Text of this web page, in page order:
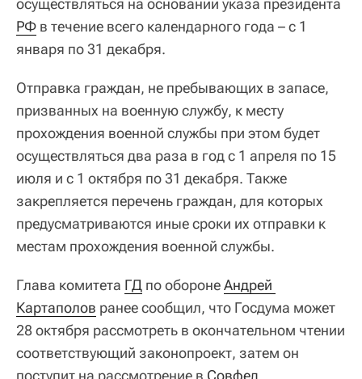
осуществляться на основании указа президента
РФ в течение всего календарного года – с 1
января по 31 декабря.
Отправка граждан, не пребывающих в запасе,
призванных на военную службу, к месту
прохождения военной службы при этом будет
осуществляться два раза в год с 1 апреля по 15
июля и с 1 октября по 31 декабря. Также
закрепляется перечень граждан, для которых
предусматриваются иные сроки их отправки к
местам прохождения военной службы.
Глава комитета ГД по оборонеАндрей
Картаполов ранее сообщил, что Госдума может
28 октября рассмотреть в окончательном чтении
соответствующий законопроект, затем он
поступит на рассмотрение в Совфед.